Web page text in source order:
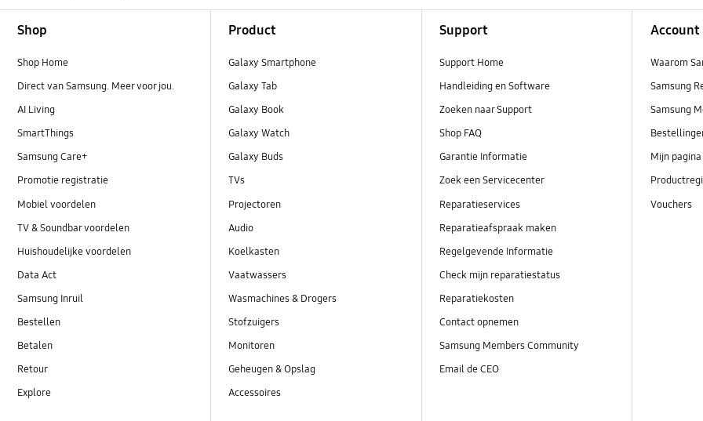
Shop
Shop Home
Direct van Samsung. Meer voor jou.
AI Living
SmartThings
Samsung Care+
Promotie registratie
Mobiel voordelen
TV & Soundbar voordelen
Huishoudelijke voordelen
Data Act
Samsung Inruil
Bestellen
Betalen
Retour
Explore
Product
Galaxy Smartphone
Galaxy Tab
Galaxy Book
Galaxy Watch
Galaxy Buds
TVs
Projectoren
Audio
Koelkasten
Vaatwassers
Wasmachines & Drogers
Stofzuigers
Monitoren
Geheugen & Opslag
Accessoires
Support
Support Home
Handleiding en Software
Zoeken naar Support
Shop FAQ
Garantie Informatie
Zoek een Servicecenter
Reparatieservices
Reparatieafspraak maken
Regelgevende Informatie
Check mijn reparatiestatus
Reparatiekosten
Contact opnemen
Samsung Members Community
Email de CEO
Account
Waarom
Samsung
Samsung
Mijn pagina
Vouchers